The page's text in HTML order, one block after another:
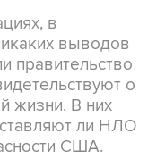
в
выводов
правительство
о
жизни. В них
ли НЛО
США.